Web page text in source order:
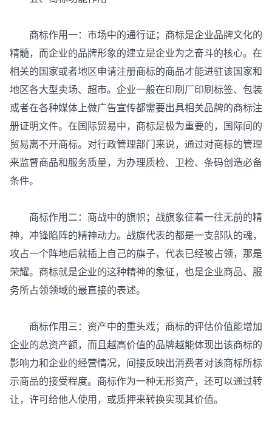
商标作用一：市场中的通行证；商标是企业品牌文化的
精髓，而企业的品牌形象的建立是企业为之奋斗的核心。在
相关的国家或者地区申请注册商标的商品才能进驻该国家和
地区各大型卖场、超市。企业一般在印刷厂印刷标签、包装
或者在各种媒体上做广告宣传都需要出具相关品牌的商标注
册证明文件。在国际贸易中，商标是极为重要的，国际间的
贸易离不开商标。对行政管理部门来说，通过对商标的管理
来监督商品和服务质量，为办理质检、卫检、条码创造必备
条件。
商标作用二：商战中的旗帜；战旗象征着一往无前的精
神，冲锋陷阵的精神动力。战旗代表的都是一支部队的魂，
攻占一个阵地后就插上自己的旗子，代表已经被占领，那是
荣耀。商标就是企业的这种精神的象征，也是企业商品、服
务所占领领域的最直接的表述。
商标作用三：资产中的重头戏；商标的评估价值能增加
企业的总资产额，而且越高价值的品牌越能体现出该商标的
影响力和企业的经营情况，间接反映出消费者对该商标所标
示商品的接受程度。商标作为一种无形资产，还可以通过转
让，许可给他人使用，或质押来转换实现其价值。